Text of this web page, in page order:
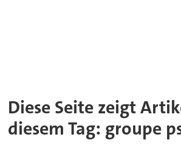
Diese Seite zeigt
diesem Tag: groupe